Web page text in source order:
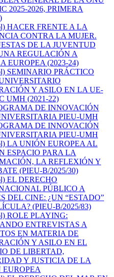
2025-2026, PRIMERA
HACER FRENTE A LA
CONTRA LA MUJER.
DE LA JUVENTUD
REGULACIÓN A
EUROPEA (2023-24)
SEMINARIO PRÁCTICO
Y ASILO EN LA UE-
UMH (2021-22)
DE INNOVACIÓN
PIEU-UMH
DE INNOVACIÓN
PIEU-UMH
LA UNIÓN EUROPEA AL
ESPACIO PARA LA
LA REFLEXIÓN Y
(PIEU-B/2025/30)
EL DERECHO
PÚBLICO A
DEL CINE: ¿UN “ESTADO”
(PIEU-B/2025/83)
ROLE PLAYING:
ENTREVISTAS A
EN MATERIA DE
Y ASILO EN EL
DE LIBERTAD,
Y JUSTICIA DE LA